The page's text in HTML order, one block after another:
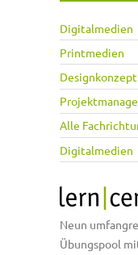
Digitalmedien
Printmedien
Alle
Digitalmedien
Neun
Übungspool